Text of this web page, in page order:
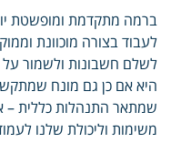
ברמה מתקדמת ומופשטת
לעבוד בצורה מוכוונת
לשלם חשבונות ולשמור על
היא אם כן גם מונח
שמתאר התנהלות כללית –
משימות וליכולת שלנו